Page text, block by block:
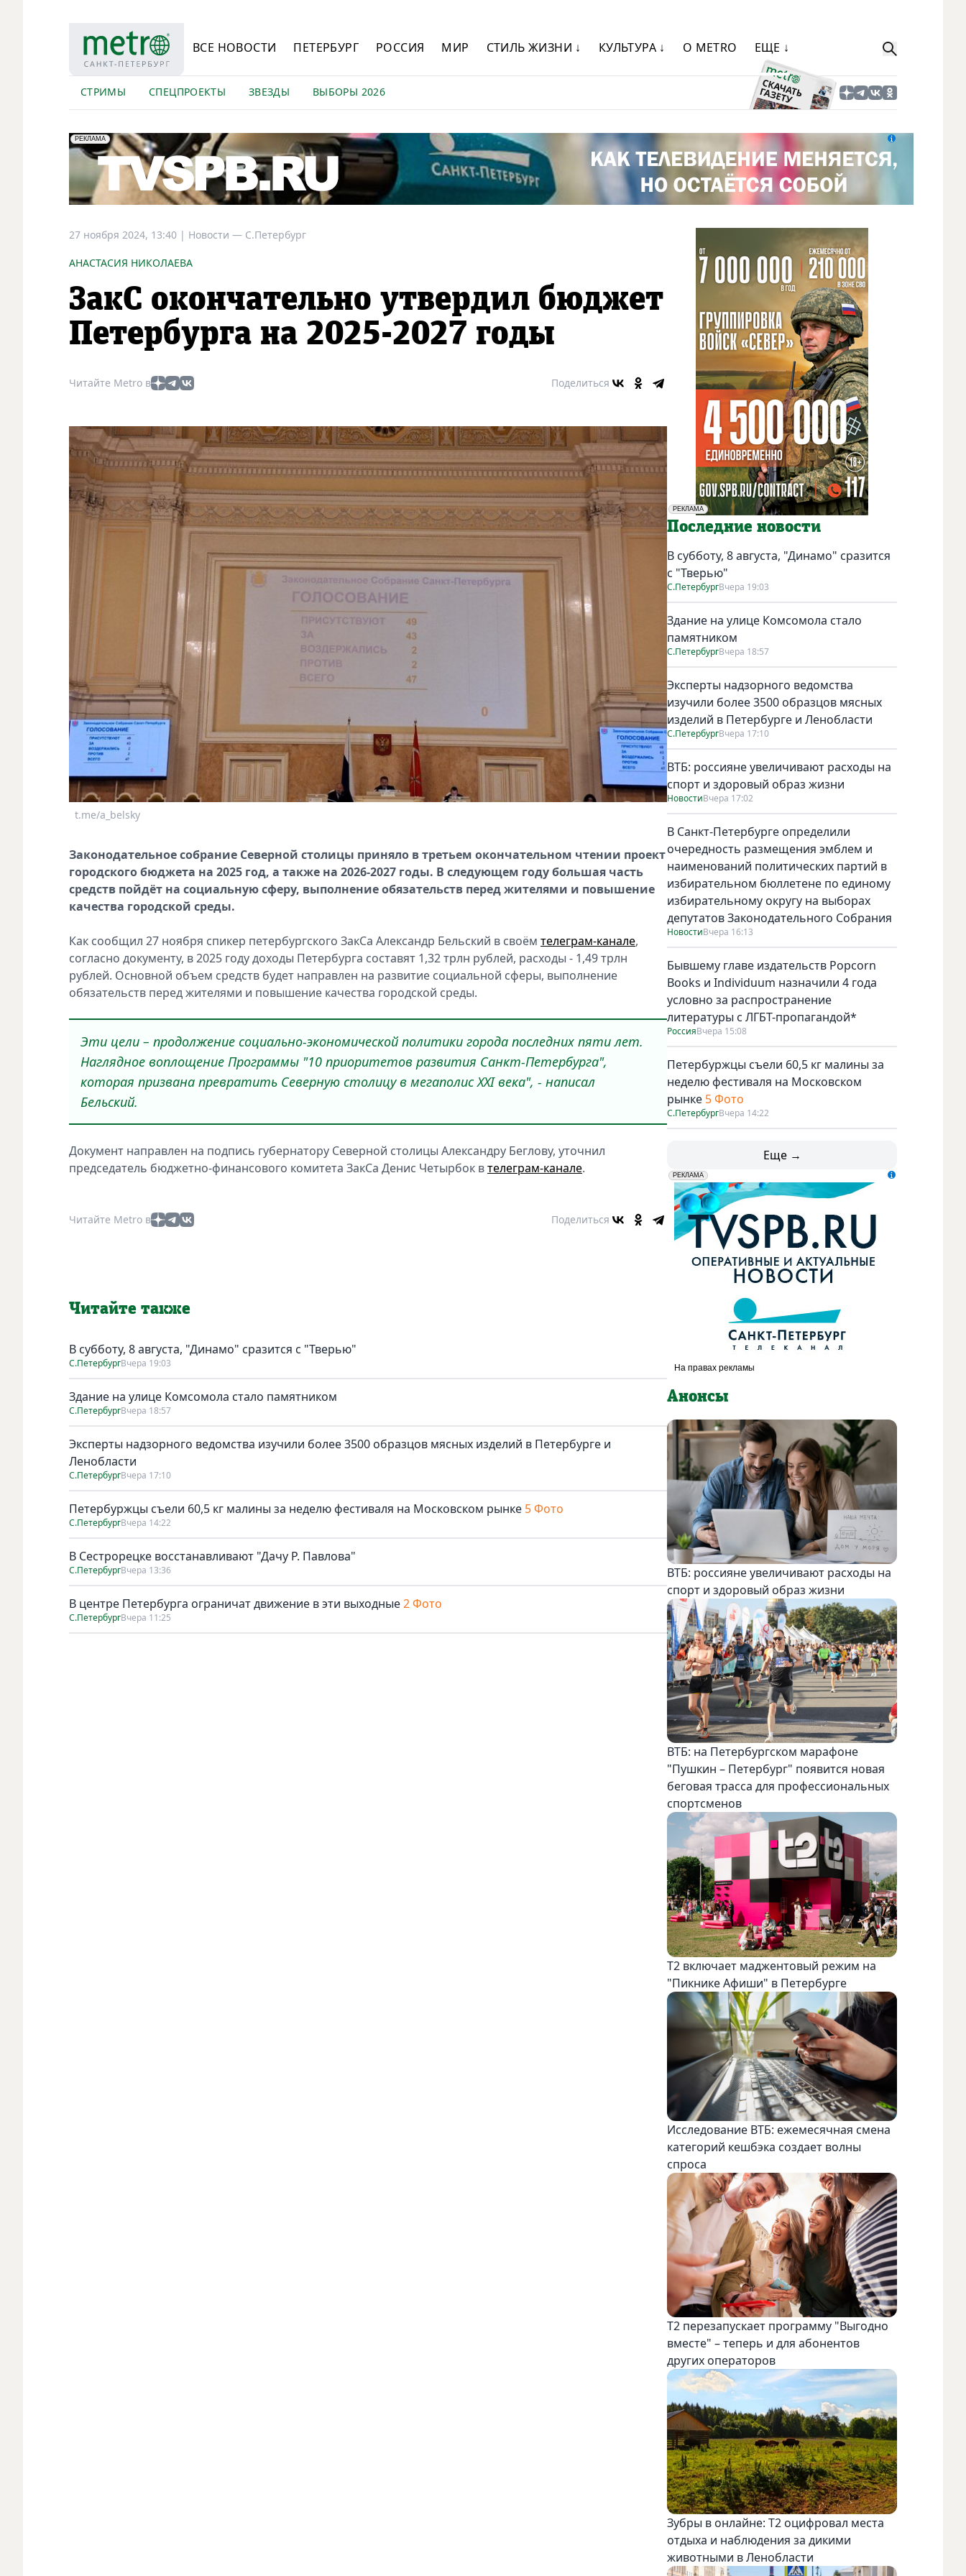
ВСЕ НОВОСТИ ПЕТЕРБУРГ РОССИЯ МИР СТИЛЬ ЖИЗНИ ↓ КУЛЬТУРА ↓ О METRO ЕЩЕ ↓
СТРИМЫ СПЕЦПРОЕКТЫ ЗВЕЗДЫ ВЫБОРЫ 2026
erid: LdtCK5Efv
РЕКЛАМА
АО "ГАТР", ИНН: 7841320717
27 ноября 2024, 13:40 | Новости — С.Петербург
АНАСТАСИЯ НИКОЛАЕВА
ЗакС окончательно утвердил бюджет
Петербурга на 2025-2027 годы
Читайте Metro в Поделиться
t.me/a_belsky
Законодательное собрание Северной столицы приняло в третьем окончательном чтении проект
городского бюджета на 2025 год, а также на 2026-2027 годы. В следующем году большая часть
средств пойдёт на социальную сферу, выполнение обязательств перед жителями и повышение
качества городской среды.
Как сообщил 27 ноября спикер петербургского ЗакСа Александр Бельский в своём телеграм-канале,
согласно документу, в 2025 году доходы Петербурга составят 1,32 трлн рублей, расходы - 1,49 трлн
рублей. Основной объем средств будет направлен на развитие социальной сферы, выполнение
обязательств перед жителями и повышение качества городской среды.
Эти цели – продолжение социально-экономической политики города последних пяти лет.
Наглядное воплощение Программы "10 приоритетов развития Санкт-Петербурга",
которая призвана превратить Северную столицу в мегаполис XXI века", - написал
Бельский.
Документ направлен на подпись губернатору Северной столицы Александру Беглову, уточнил
председатель бюджетно-финансового комитета ЗакСа Денис Четырбок втелеграм-канале.
Читайте Metro в Поделиться
Читайте также
В субботу, 8 августа, "Динамо" сразится с "Тверью"
С.ПетербургВчера 19:03
Здание на улице Комсомола стало памятником
С.ПетербургВчера 18:57
Эксперты надзорного ведомства изучили более 3500 образцов мясных изделий в Петербурге и
Ленобласти
С.ПетербургВчера 17:10
Петербуржцы съели 60,5 кг малины за неделю фестиваля на Московском рынке 5 Фото
С.ПетербургВчера 14:22
В Сестрорецке восстанавливают "Дачу Р. Павлова"
С.ПетербургВчера 13:36
В центре Петербурга ограничат движение в эти выходные2 Фото
С.ПетербургВчера 11:25
РЕКЛАМА
Социальная реклама
Последние новости
В субботу, 8 августа, "Динамо" сразится
с "Тверью"
С.ПетербургВчера 19:03
Здание на улице Комсомола стало
памятником
С.ПетербургВчера 18:57
Эксперты надзорного ведомства
изучили более 3500 образцов мясных
изделий в Петербурге и Ленобласти
С.ПетербургВчера 17:10
ВТБ: россияне увеличивают расходы на
спорт и здоровый образ жизни
НовостиВчера 17:02
В Санкт-Петербурге определили
очередность размещения эмблем и
наименований политических партий в
избирательном бюллетене по единому
избирательному округу на выборах
депутатов Законодательного Собрания
НовостиВчера 16:13
Бывшему главе издательств Popcorn
Books и Individuum назначили 4 года
условно за распространение
литературы с ЛГБТ-пропагандой*
РоссияВчера 15:08
Петербуржцы съели 60,5 кг малины за
неделю фестиваля на Московском
рынке 5 Фото
С.ПетербургВчера 14:22
Еще →
erid: LdtCK5udn
РЕКЛАМА
АО "ГАТР", ИНН: 7841320717
Анонсы
ВТБ: россияне увеличивают расходы на
спорт и здоровый образ жизни
ВТБ: на Петербургском марафоне
"Пушкин – Петербург" появится новая
беговая трасса для профессиональных
спортсменов
Т2 включает маджентовый режим на
"Пикнике Афиши" в Петербурге
Исследование ВТБ: ежемесячная смена
категорий кешбэка создает волны
спроса
Т2 перезапускает программу "Выгодно
вместе" – теперь и для абонентов
других операторов
Зубры в онлайне: Т2 оцифровал места
отдыха и наблюдения за дикими
животными в Ленобласти